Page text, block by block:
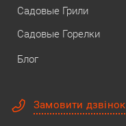
Садовые Грили
Садовые Горелки
Блог
Замовити дзвінок